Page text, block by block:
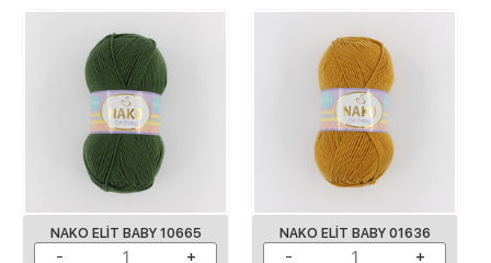
NAKO ELIT BABY 10665 NAKO ELIT BABY 01636